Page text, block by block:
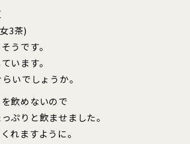
3茶)
うです。
います。
いでしょうか。
飲めないので
ぷりと飲ませました。
れますように。